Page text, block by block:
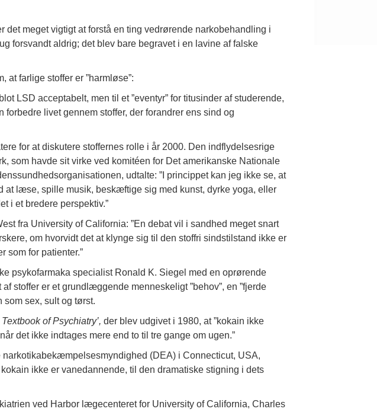
det meget vigtigt at forstå en ting vedrørende narkobehandling i
forsvandt aldrig; det blev bare begravet i en lavine af falske
at farlige stoffer er ”harmløse”:
LSD acceptabelt, men til et ”eventyr” for titusinder af studerende,
forbedre livet gennem stoffer, der forandrer ens sind og
for at diskutere stoffernes rolle i år 2000. Den indflydelsesrige
som havde sit virke ved komitéen for Det amerikanske Nationale
udtalte: ”I princippet kan jeg ikke se, at
at læse, spille musik, beskæftige sig med kunst, dyrke yoga, eller
i et bredere perspektiv.”
fra University of California: ”En debat vil i sandhed meget snart
om hvorvidt det at klynge sig til den stoffri sindstilstand ikke er
som for patienter.”
psykofarmaka specialist Ronald K. Siegel med en oprørende
stoffer er et grundlæggende menneskeligt ”behov”, en ”fjerde
som sex, sult og tørst.
of Psychiatry’, der blev udgivet i 1980, at ”kokain ikke
det ikke indtages mere end to til tre gange om ugen.”
narkotikabekæmpelsesmyndighed (DEA) i Connecticut, USA,
ikke er vanedannende, til den dramatiske stigning i dets
ved Harbor lægecenteret for University of California, Charles